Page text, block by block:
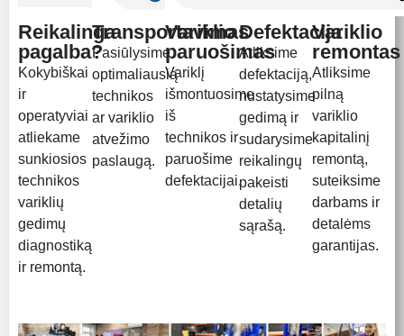
Reikalinga
pagalba?
Kokybiškai
ir
operatyviai
atliekame
sunkiosios
technikos
variklių
gedimų
diagnostiką
ir remontą.
Transportavimas
Pasiūlysime
optimaliausią
technikos
ar variklio
atvežimo
paslaugą.
Variklio
paruošimas
Variklį
išmontuosime
iš
technikos ir
paruošime
defektacijai.
Defektacija
Atliksime
defektaciją,
nustatysime
gedimą ir
sudarysime
reikalingų
pakeisti
detalių
sąrašą.
Variklio
remontas
Atliksime
pilną
variklio
kapitalinį
remontą,
suteiksime
darbams ir
detalėms
garantijas.